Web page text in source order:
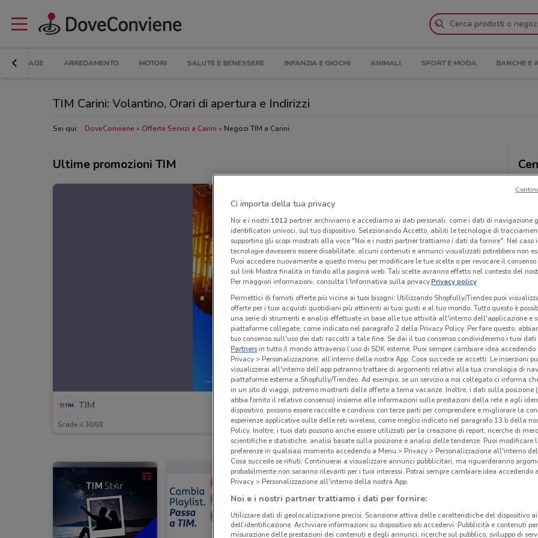
BRICOLAGE ARREDAMENTO MOTORI SALUTE E BENESSERE INFANZIA E GIOCHI ANIMALI SPORT E MODA BANCHE E
TIM Carini: Volantino, Orari di apertura e Indirizzi
Sei qui: DoveConviene Offerte Servizi a Carini Negozi TIM a Carini
Ultime promozioni TIM
TIM
Scade il 30/08 5.7 km
in
sul
Ci importa della tua privacy
Noi e i nostri 1012partner archiviamo e accediamo ai dati personali, come i dati di navigazione
identificatori univoci, sul tuo dispositivo. Selezionando Accetto, abiliti le tecnologie di
supportino gli scopi mostrati alla voce "Noi e i nostri partner trattiamo i dati da fornire". Nel caso
tecnologie dovessero essere disabilitate, alcuni contenuti e annunci visualizzati potrebbero non
Puoi accedere nuovamente a questo menu per modificare le tue scelte o per revocare il
sul link Mostra finalità in fondo alla pagina web. Tali scelte avranno effetto nel contesto del
Per maggiori informazioni, consulta l'Informativa sulla privacy.Privacy policy
Permettici di fornirti offerte più vicine ai tuoi bisogni: Utilizzando Shopfully/Tiendeo puoi
offerte per i tuoi acquisti quotidiani più attinenti ai tuoi gusti e al tuo mondo. Tutto questo è
una serie di strumenti e analisi effettuate in base alle tue attività all'interno dell'applicazione e
piattaforme collegate, come indicato nel paragrafo 2 della Privacy Policy. Per fare questo,
tuo consenso sull'uso dei dati raccolti a tale fine. Se dai il tuo consenso condivideremo i tuoi dati
Partnersin tutto il mondo attraverso l’uso di SDK esterne. Puoi sempre cambiare idea accedendo
Privacy > Personalizzazione, all’interno della nostra App. Cosa succede se accetti: Le inserzioni
visualizzerai all'interno dell’app potranno trattare di argomenti relativi alla tua cronologia di
piattaforme esterne a Shopfully/Tiendeo. Ad esempio, se un servizio a noi collegato ci informa
in un sito di viaggi, potremo mostrarti delle offerte a tema vacanze. Inoltre, i dati sulla posizione
abbia fornito il relativo consenso) insieme alle informazioni sulle prestazioni della rete e agli
dispositivo, possono essere raccolte e condivisi con terze parti per comprendere e migliorare la
esperienze applicative sulle delle reti wireless, come meglio indicato nel paragrafo 13.b della
Policy. Inoltre, i tuoi dati possono anche essere utilizzati per la creazione di report, ricerche di
scientifiche e statistiche, analisi basate sulla posizione e analisi delle tendenze. Puoi modificare
preferenze in qualsiasi momento accedendo a Menu > Privacy > Personalizzazione all'interno
Cosa succede se rifiuti: Continuerai a visualizzare annunci pubblicitari, ma riguarderanno
probabilmente non saranno rilevanti per i tuoi interessi. Potrai sempre cambiare idea accedendo
Privacy > Personalizzazione all'interno della nostra App.
Noi e i nostri partner trattiamo i dati per fornire:
Utilizzare dati di geolocalizzazione precisi. Scansione attiva delle caratteristiche del dispositivo
dell’identificazione. Archiviare informazioni su dispositivo e/o accedervi. Pubblicità e contenuti
misurazione delle prestazioni dei contenuti e degli annunci, ricerche sul pubblico, sviluppo di